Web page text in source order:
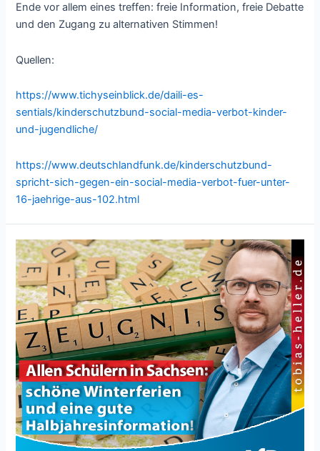
Ende vor allem eines treffen: freie Information, freie Debatte
und den Zugang zu alternativen Stimmen!
Quellen:
https://www.tichyseinblick.de/daili-es-
sentials/kinderschutzbund-social-media-verbot-kinder-
und-jugendliche/
https://www.deutschlandfunk.de/kinderschutzbund-
spricht-sich-gegen-ein-social-media-verbot-fuer-unter-
16-jaehrige-aus-102.html